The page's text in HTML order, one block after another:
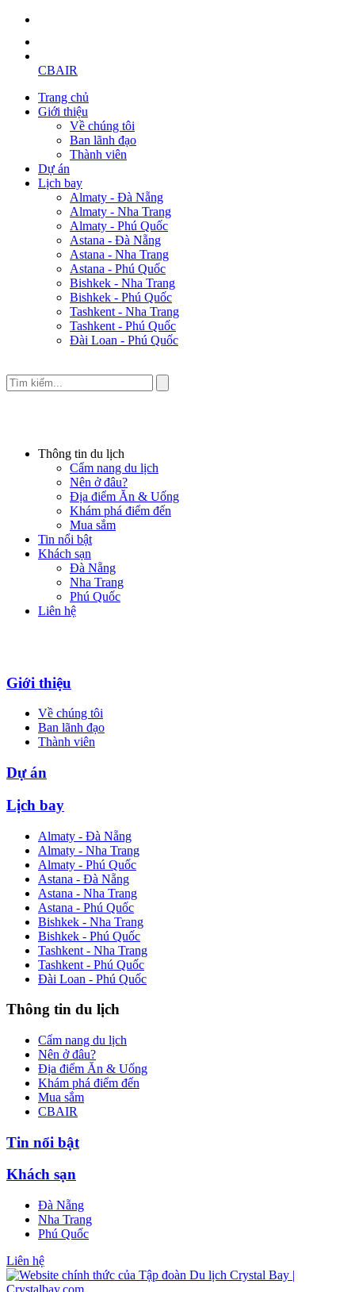
CBAIR
Trang chủ
Giới thiệu
Về chúng tôi
Ban lãnh đạo
Thành viên
Dự án
Lịch bay
Almaty - Đà Nẵng
Almaty - Nha Trang
Almaty - Phú Quốc
Astana - Đà Nẵng
Astana - Nha Trang
Astana - Phú Quốc
Bishkek - Nha Trang
Bishkek - Phú Quốc
Tashkent - Nha Trang
Tashkent - Phú Quốc
Đài Loan - Phú Quốc
Thông tin du lịch
Cẩm nang du lịch
Nên ở đâu?
Địa điểm Ăn & Uống
Khám phá điểm đến
Mua sắm
Tin nổi bật
Khách sạn
Đà Nẵng
Nha Trang
Phú Quốc
Liên hệ
Giới thiệu
Về chúng tôi
Ban lãnh đạo
Thành viên
Dự án
Lịch bay
Almaty - Đà Nẵng
Almaty - Nha Trang
Almaty - Phú Quốc
Astana - Đà Nẵng
Astana - Nha Trang
Astana - Phú Quốc
Bishkek - Nha Trang
Bishkek - Phú Quốc
Tashkent - Nha Trang
Tashkent - Phú Quốc
Đài Loan - Phú Quốc
Thông tin du lịch
Cẩm nang du lịch
Nên ở đâu?
Địa điểm Ăn & Uống
Khám phá điểm đến
Mua sắm
CBAIR
Tin nổi bật
Khách sạn
Đà Nẵng
Nha Trang
Phú Quốc
Liên hệ